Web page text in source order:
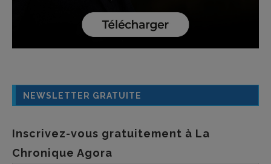
NEWSLETTER GRATUITE
Inscrivez-vous gratuitement à La
Chronique Agora